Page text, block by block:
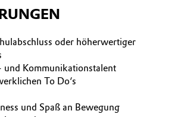
oder höherwertiger
und Kommunikationstalent
To Do‘s
und Spaß an Bewegung